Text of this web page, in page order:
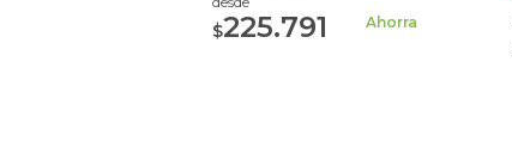
$225.791 Ahorra